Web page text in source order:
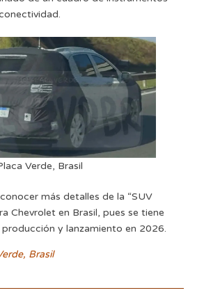
Verde, Brasil
más detalles de la “SUV
Chevrolet en Brasil, pues se tiene
y lanzamiento en 2026.
Brasil